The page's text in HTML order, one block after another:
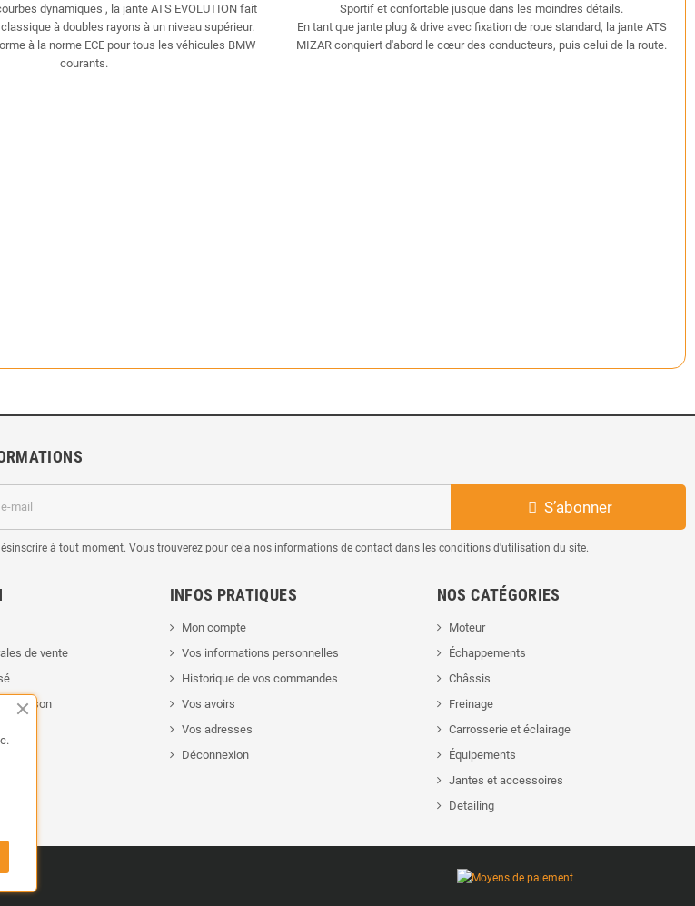
dynamiques , la jante ATS EVOLUTION fait
à doubles rayons à un niveau supérieur.
à la norme ECE pour tous les véhicules BMW
courants.
Sportif et confortable jusque dans les moindres détails.
En tant que jante plug & drive avec fixation de roue standard, la jante ATS
MIZAR conquiert d'abord le cœur des conducteurs, puis celui de la route.
S’abonner
à tout moment. Vous trouverez pour cela nos informations de contact dans les conditions d'utilisation du site.
de vente
livraison
INFOS PRATIQUES
Mon compte
Vos informations personnelles
Historique de vos commandes
Vos avoirs
Vos adresses
Déconnexion
NOS CATÉGORIES
Moteur
Échappements
Châssis
Freinage
Carrosserie et éclairage
Équipements
Jantes et accessoires
Detailing